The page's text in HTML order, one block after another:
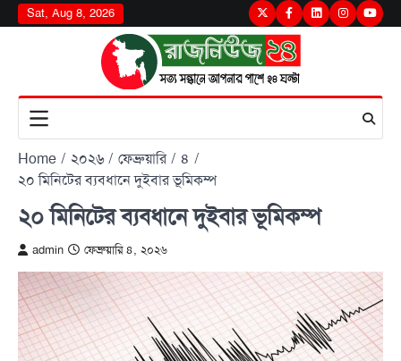
Skip
to
Sat, Aug 8, 2026 TwitterFacebook
LinkedInInstagram
Home ২০২৬ ফেব্রুয়ারি
৪
২০ মিনিটের ব্যবধানে দুইবার ভূমিকম্প
২০ মিনিটের ব্যবধানে দুইবার ভূমিকম্প
admin ফেব্রুয়ারি ৪, ২০২৬